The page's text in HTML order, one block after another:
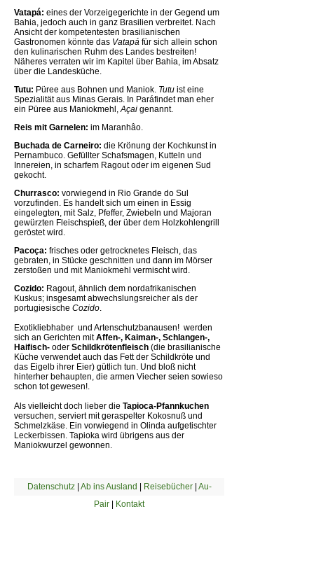
Vatapá: eines der Vorzeigegerichte in der Gegend um
Bahia, jedoch auch in ganz Brasilien verbreitet. Nach
Ansicht der kompetentesten brasilianischen
Gastronomen könnte das Vatapá für sich allein schon
den kulinarischen Ruhm des Landes bestreiten!
Näheres verraten wir im Kapitel über Bahia, im Absatz
über die Landesküche.
Tutu: Püree aus Bohnen und Maniok. Tutu ist eine
Spezialität aus Minas Gerais. In Paráfindet man eher
ein Püree aus Maniokmehl, Açai genannt.
Reis mit Garnelen: im Maranhâo.
Buchada de Carneiro: die Krönung der Kochkunst in
Pernambuco. Gefüllter Schafsmagen, Kutteln und
Innereien, in scharfem Ragout oder im eigenen Sud
gekocht.
Churrasco: vorwiegend in Rio Grande do Sul
vorzufinden. Es handelt sich um einen in Essig
eingelegten, mit Salz, Pfeffer, Zwiebeln und Majoran
gewürzten Fleischspieß, der über dem Holzkohlengrill
geröstet wird.
Pacoça: frisches oder getrocknetes Fleisch, das
gebraten, in Stücke geschnitten und dann im Mörser
zerstoßen und mit Maniokmehl vermischt wird.
Cozido: Ragout, ähnlich dem nordafrikanischen
Kuskus; insgesamt abwechslungsreicher als der
portugiesische Cozido
Exotikliebhaber  und Artenschutzbanausen!  werden
sich an Gerichten mitAffen-, Kaiman-, Schlangen-,
Haifisch- oder Schildkrötenfleisch (die brasilianische
Küche verwendet auch das Fett der Schildkröte und
das Eigelb ihrer Eier) gütlich tun. Und bloß nicht
hinterher behaupten, die armen Viecher seien sowieso
schon tot gewesen!.
Als vielleicht doch lieber die Tapioca-Pfannkuchen
versuchen, serviert mit geraspelter Kokosnuß und
Schmelzkäse. Ein vorwiegend in Olinda aufgetischter
Leckerbissen. Tapioka wird übrigens aus der
Maniokwurzel gewonnen.
Datenschutz| Ab ins Ausland | Reisebücher| Au-
Pair | Kontakt